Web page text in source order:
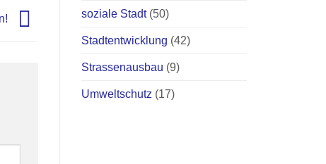
soziale Stadt(50)
Stadtentwicklung (42)
Strassenausbau (9)
Umweltschutz (17)